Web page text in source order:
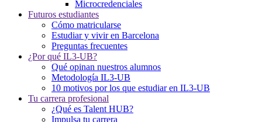
Microcredenciales
Futuros estudiantes
Cómo matricularse
Estudiar y vivir en Barcelona
Preguntas frecuentes
¿Por qué IL3-UB?
Qué opinan nuestros alumnos
Metodología IL3-UB
10 motivos por los que estudiar en IL3-UB
Tu carrera profesional
¿Qué es Talent HUB?
Impulsa tu carrera